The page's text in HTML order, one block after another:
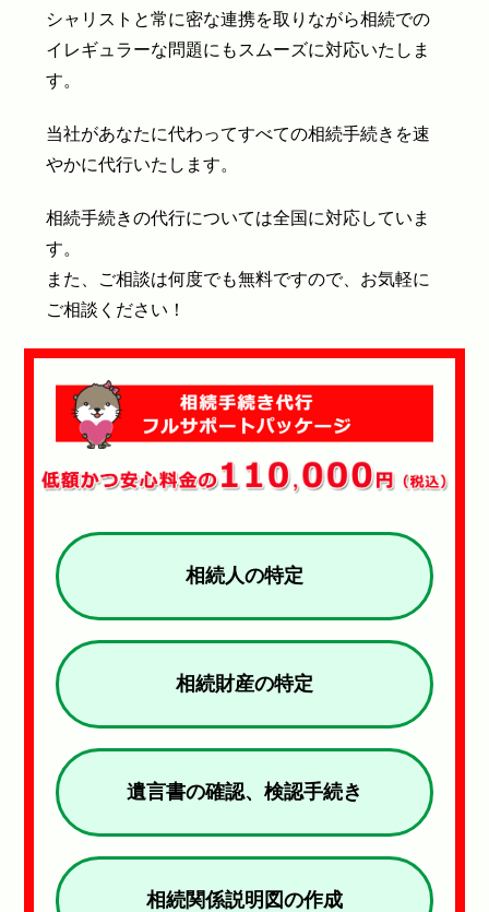
シャリストと常に密な連携を取りながら相続での
イレギュラーな問題にもスムーズに対応いたしま
す。
当社があなたに代わってすべての相続手続きを速
やかに代行いたします。
相続手続きの代行については全国に対応していま
す。
また、ご相談は何度でも無料ですので、お気軽に
ご相談ください！
相続人の特定
相続財産の特定
遺言書の確認、検認手続き
相続関係説明図の作成